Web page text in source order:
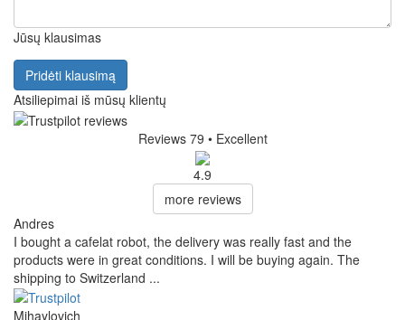
Jūsų klausimas
Pridėti klausimą
Atsiliepimai iš mūsų klientų
Reviews 79 • Excellent
4.9
more reviews
Andres
I bought a cafelat robot, the delivery was really fast and the
products were in great conditions. I will be buying again. The
shipping to Switzerland ...
Mihaylovich